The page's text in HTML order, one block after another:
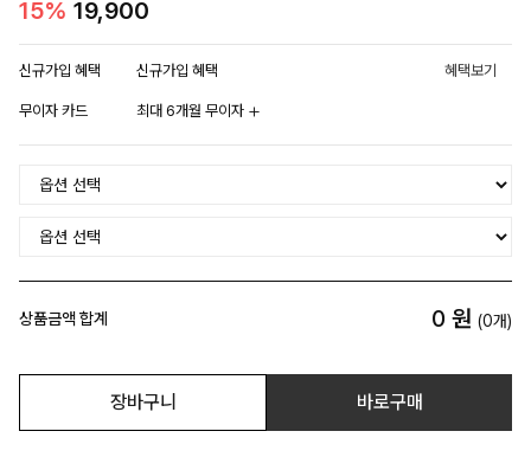
15% 19,900
신규가입 혜택 신규가입 혜택 혜택보기
무이자 카드 최대 6개월 무이자
상품금액 합계 0 원 (0개)
장바구니 바로구매